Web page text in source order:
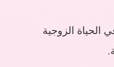
الحياة الزوجية